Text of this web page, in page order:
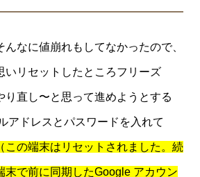
なに値崩れもしてなかったので、
いリセットしたところフリーズ
り直し〜と思って進めようとする
アドレスとパスワードを入れて
この端末はリセットされました。続
末で前に同期したGoogle アカウン